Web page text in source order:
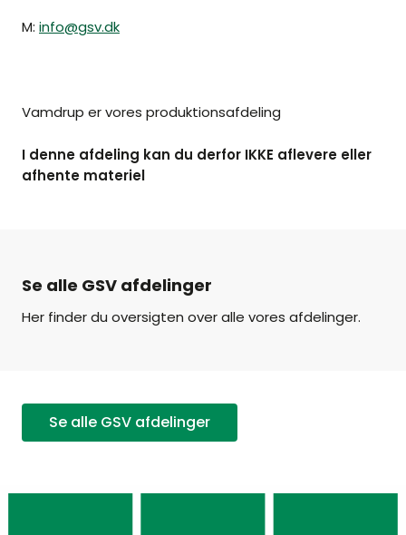
M: info@gsv.dk
Vamdrup er vores produktionsafdeling
I denne afdeling kan du derfor IKKE aflevere eller
afhente materiel
Se alle GSV afdelinger
Her finder du oversigten over alle vores afdelinger.
Se alle GSV afdelinger